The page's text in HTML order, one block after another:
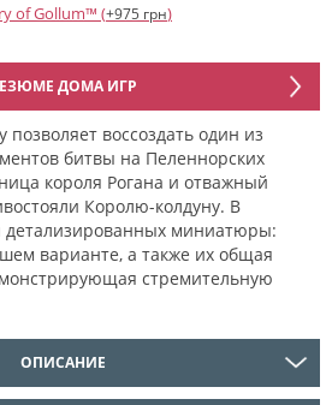
of Gollum™ (+975 грн)
ДОМА ИГР
воссоздать один из
битвы на Пеленнорских
короля Рогана и отважный
Королю-колдуну. В
детализированных миниатюры:
варианте, а также их общая
стремительную
ОПИСАНИЕ